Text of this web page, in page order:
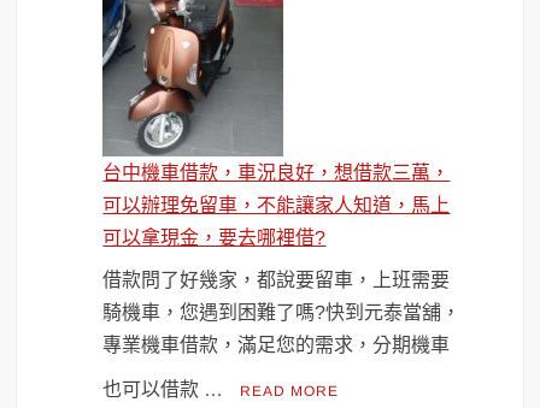
台中機車借款，車況良好，想借款三萬，
可以辦理免留車，不能讓家人知道，馬上
可以拿現金，要去哪裡借?
借款問了好幾家，都說要留車，上班需要
騎機車，您遇到困難了嗎?快到元泰當舖，
專業機車借款，滿足您的需求，分期機車
也可以借款 … READ MORE